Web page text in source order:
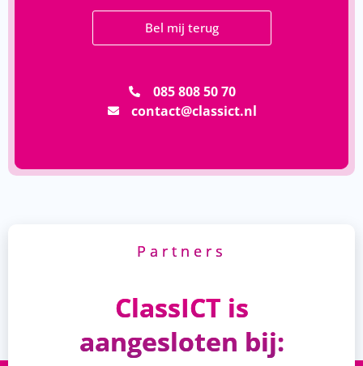
Bel mij terug
085 808 50 70
contact@classict.nl
Partners
ClassICT is
aangesloten bij: